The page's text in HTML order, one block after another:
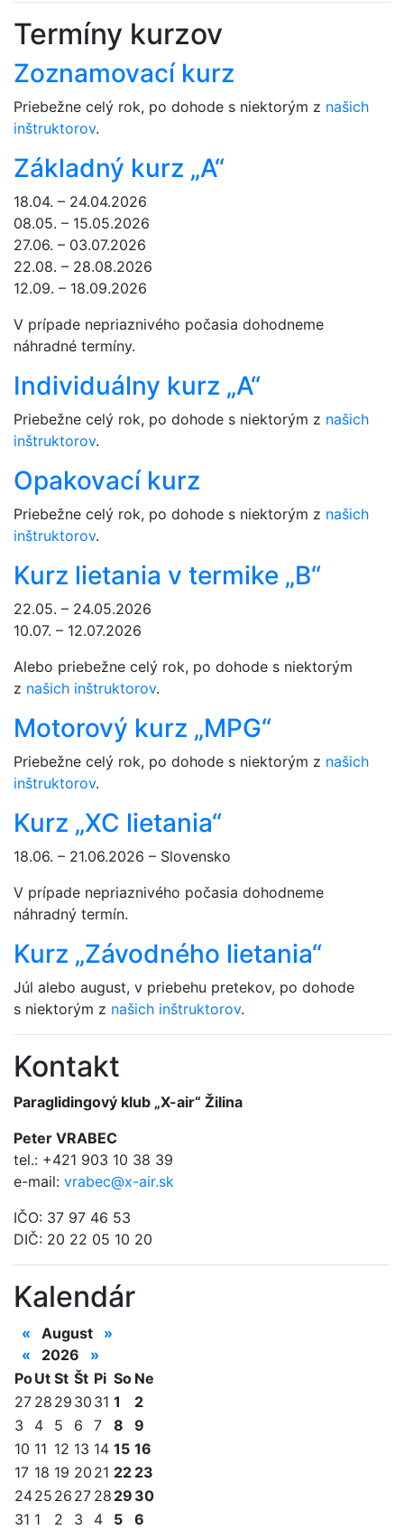
Termíny kurzov
Zoznamovací kurz
Priebežne celý rok, po dohode s niektorým z našich
inštruktorov.
Základný kurz „A“
18.04. – 24.04.2026
08.05. – 15.05.2026
27.06. – 03.07.2026
22.08. – 28.08.2026
12.09. – 18.09.2026
V prípade nepriaznivého počasia dohodneme
náhradné termíny.
Individuálny kurz „A“
Priebežne celý rok, po dohode s niektorým z našich
inštruktorov.
Opakovací kurz
Priebežne celý rok, po dohode s niektorým z našich
inštruktorov.
Kurz lietania v termike „B“
22.05. – 24.05.2026
10.07. – 12.07.2026
Alebo priebežne celý rok, po dohode s niektorým
z našich inštruktorov.
Motorový kurz „MPG“
Priebežne celý rok, po dohode s niektorým z našich
inštruktorov.
Kurz „XC lietania“
18.06. – 21.06.2026 – Slovensko
V prípade nepriaznivého počasia dohodneme
náhradný termín.
Kurz „Závodného lietania“
Júl alebo august, v priebehu pretekov, po dohode
s niektorým z našich inštruktorov.
Kontakt
Paraglidingový klub „X-air“ Žilina
Peter VRABEC
tel.: +421 903 10 38 39
e-mail: vrabec@x-air.sk
IČO: 37 97 46 53
DIČ: 20 22 05 10 20
Kalendár
« August
»
«
2026
»
PoUt St Št Pi So Ne
27 28 29 30 31 1
2
3
4 5 6 7 8
9
10 11 12 13 14 15 16
17 18 19 20 21 22 23
2425 26 27 28 29 30
31 1 2 3 4 5 6